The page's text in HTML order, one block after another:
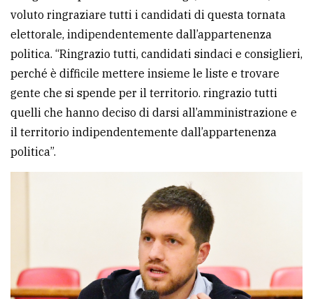
voluto ringraziare tutti i candidati di questa tornata
elettorale, indipendentemente dall’appartenenza
politica. “Ringrazio tutti, candidati sindaci e consiglieri,
perché è difficile mettere insieme le liste e trovare
gente che si spende per il territorio. ringrazio tutti
quelli che hanno deciso di darsi all’amministrazione e
il territorio indipendentemente dall’appartenenza
politica”.